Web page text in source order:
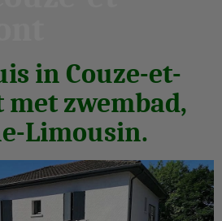
in Couze-et-
zwembad,
Limousin.